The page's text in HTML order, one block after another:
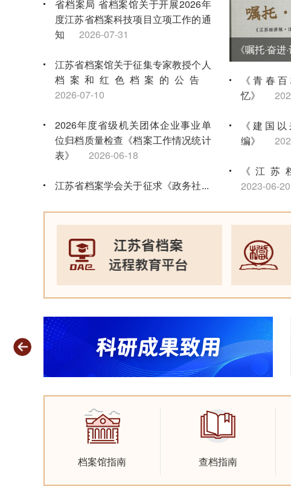
省档案局 省档案馆关于开展2026年
度江苏省档案科技项目立项工作的通
知
2026-07-31
江苏省档案馆关于征集专家教授个人
档案和红色档案的公告
2026-07-10
2026年度省级机关团体企业事业单
位归档质量检查《档案工作情况统计
表》
2026-06-18
江苏省档案学会关于征求《政务社交
通知
2026-06-15
...
江苏省档案馆关于征集“苏超”档案资
料的公告
2026-06-09
档案开放公告 2026-06-05
关于做好2026年度档案专业职称评
审工作的通知
2026-05-09
《青春
忆》
《建国
编》
《江苏
2023-06-20
省馆两本
2023-01-20
档案馆指南 查档指南